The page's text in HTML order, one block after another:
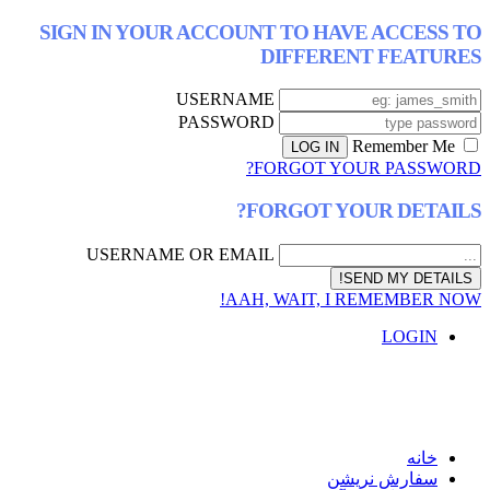
SIGN IN YOUR ACCOUNT TO HAVE
DIFFERENT
USERNAME
PASSWORD
FORGOT YOUR
FORGOT YOUR
USERNAME OR EMAIL
AAH, WAIT, I
نریشن